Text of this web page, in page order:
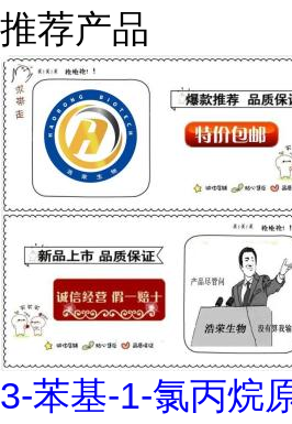
推荐产品
3-苯基-1-氯丙烷